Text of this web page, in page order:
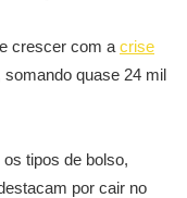
crescer com a crise
quase 24 mil
tipos de bolso,
por cair no